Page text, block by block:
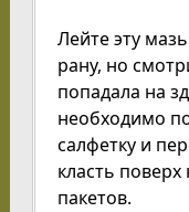
Лейте эту
рану, но
попадала на
необходимо
салфетку и
класть поверх
пакетов.